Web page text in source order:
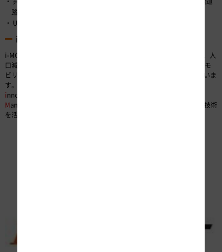
路（株）
URL：
i-MOVEMENT（アイムーブメント）とは
i-MOVEMENTは、最先端のICT技術・ロボティクス技術の導入により、人
口減少などの高速道路を取り巻く環境の激変に対応しつつ、高速道路モ
ビリティの進化を目指すNEXCO中日本の活動(ムーブメント)を表していま
す。
innovative -
Management with
echnology （次世代技術
を活用した革新的な高速道路保全マネジメント）